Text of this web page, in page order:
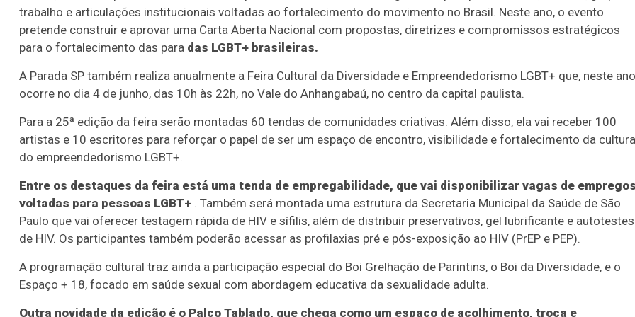
trabalho e articulações institucionais voltadas ao fortalecimento do movimento no Brasil. Neste ano, o evento
pretende construir e aprovar uma Carta Aberta Nacional com propostas, diretrizes e compromissos estratégicos
para o fortalecimento das para das LGBT+ brasileiras.
A Parada SP também realiza anualmente a Feira Cultural da Diversidade e Empreendedorismo LGBT+ que, neste
ocorre no dia 4 de junho, das 10h às 22h, no Vale do Anhangabaú, no centro da capital paulista.
Para a 25ª edição da feira serão montadas 60 tendas de comunidades criativas. Além disso, ela vai receber 100
artistas e 10 escritores para reforçar o papel de ser um espaço de encontro, visibilidade e fortalecimento da
do empreendedorismo LGBT+.
Entre os destaques da feira está uma tenda de empregabilidade, que vai disponibilizar vagas de empregos
voltadas para pessoas LGBT+ . Também será montada uma estrutura da Secretaria Municipal da Saúde de São
Paulo que vai oferecer testagem rápida de HIV e sífilis, além de distribuir preservativos, gel lubrificante e autotestes
de HIV. Os participantes também poderão acessar as profilaxias pré e pós-exposição ao HIV (PrEP e PEP).
A programação cultural traz ainda a participação especial do Boi Grelhação de Parintins, o Boi da Diversidade, e o
Espaço + 18, focado em saúde sexual com abordagem educativa da sexualidade adulta.
Outra novidade da edição é o Palco Tablado, que chega como um espaço de acolhimento, troca e